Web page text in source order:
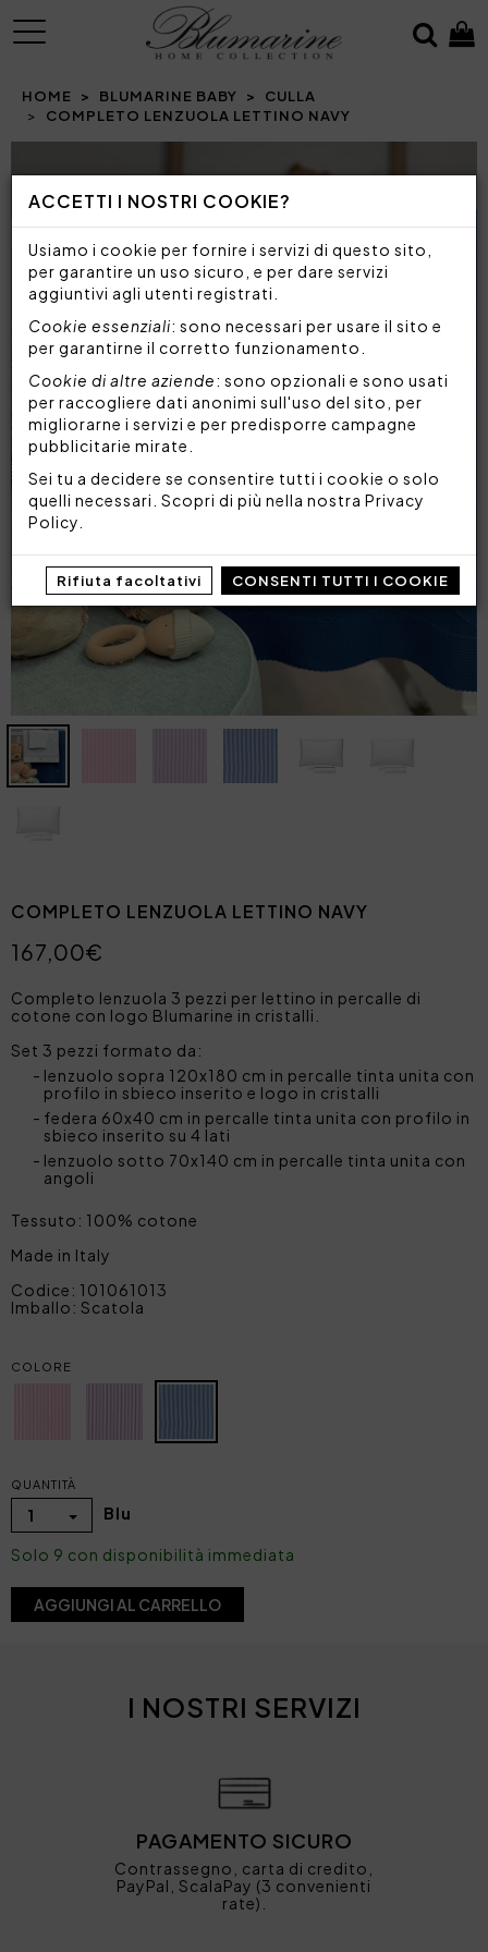
ACCETTI I NOSTRI COOKIE?
Usiamo i cookie per fornire i servizi di questo sito,
per garantire un uso sicuro, e per dare servizi
aggiuntivi agli utenti registrati.
Cookie essenziali: sono necessari per usare il sito e
per garantirne il corretto funzionamento.
Cookie di altre aziende: sono opzionali e sono usati
per raccogliere dati anonimi sull'uso del sito, per
migliorarne i servizi e per predisporre campagne
pubblicitarie mirate.
Sei tu a decidere se consentire tutti i cookie o solo
quelli necessari. Scopri di più nella nostra Privacy
Policy
Rifiuta facoltativi CONSENTI TUTTI I COOKIE
MENU
HOME BLUMARINE BABY
CULLA
COMPLETO LENZUOLA LETTINO NAVY
Prev
COMPLETO LENZUOLA LETTINO NAVY
167,00€
Completo lenzuola 3 pezzi per lettino in percalle di
cotone con logo Blumarine in cristalli.
Set 3 pezzi formato da:
lenzuolo sopra 120x180 cm in percalle tinta unita con
profilo in sbieco inserito e logo in cristalli
federa 60x40 cm in percalle tinta unita con profilo in
sbieco inserito su 4 lati
lenzuolo sotto 70x140 cm in percalle tinta unita con
angoli
Tessuto: 100% cotone
Made in Italy
Codice: 101061013
Imballo: Scatola
COLORE
QUANTITÀ
1 Blu
Solo 9 con disponibilità immediata
AGGIUNGI AL CARRELLO
I NOSTRI SERVIZI
PAGAMENTO SICURO
Contrassegno, carta di credito,
PayPal, ScalaPay (3 convenienti
rate).